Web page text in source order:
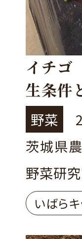
イチゴ
生条件
野菜
茨城県
野菜研
いばら